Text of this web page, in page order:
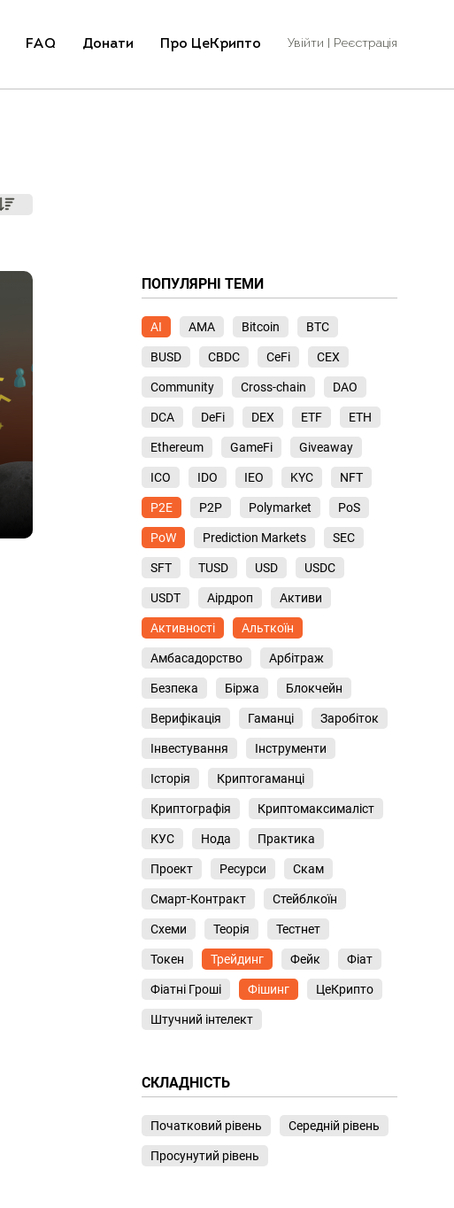
FAQ Донати Про ЦеКрипто Увійти | Реєстрація
ПОПУЛЯРНІ ТЕМИ
AI AMA Bitcoin BTC
BUSD CBDC CeFi CEX
Community Cross-chain DAO
DCA DeFi DEX ETF ETH
Ethereum GameFi Giveaway
ICO IDO IEO KYC NFT
P2E P2P Polymarket PoS
PoW Prediction Markets SEC
SFT TUSD USD USDC
USDT Аірдроп Активи
Активності Альткоїн
Амбасадорство Арбітраж
Безпека Біржа Блокчейн
Верифікація Гаманці Заробіток
Інвестування Інструменти
Історія Криптогаманці
Криптографія Криптомаксималіст
КУС Нода Практика
Проект Ресурси Скам
Смарт-Контракт Стейблкоїн
Схеми Теорія Тестнет
Токен Трейдинг Фейк Фіат
Фіатні Гроші Фішинг ЦеКрипто
Штучний інтелект
СКЛАДНІСТЬ
Початковий рівень Середній рівень
Просунутий рівень